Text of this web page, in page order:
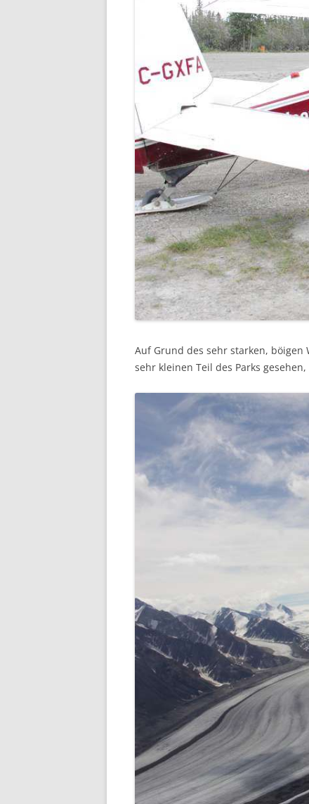
Auf Grund des sehr starken,
sehr kleinen Teil des Parks